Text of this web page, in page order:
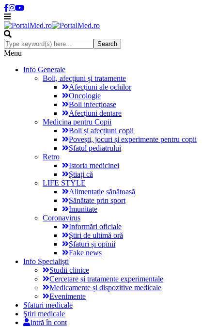
Menu
Info Generale
Boli, afecțiuni și tratamente
Afecțiuni ale ochilor
Oncologie
Boli infecțioase
Afecțiuni dentare
Medicina pentru Copii
Boli și afecțiuni copii
Povești, jocuri și experimente pentru copii
Sfatul pediatrului
Retro
Istoria medicinei
Știați că
LIFE STYLE
Alimentație sănătoasă
Sănătate prin sport
Imunitate
Coronavirus
Informări oficiale
Știri de ultimă oră
Sfaturi și opinii
Fake news
Info Specialişti
Studii clinice
Cercetare și tratamente experimentale
Medicamente și dispozitive medicale
Evenimente
Sfaturi medicale
Ştiri medicale
Intră în cont